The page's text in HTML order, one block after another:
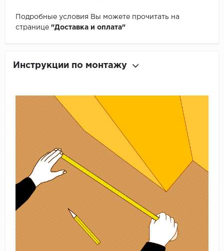
Подробные условия Вы можете прочитать на
странице "Доставка и оплата"
Инструкции по монтажу